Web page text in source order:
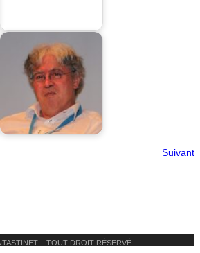
Suivant
– TOUT DROIT RÉSERVÉ